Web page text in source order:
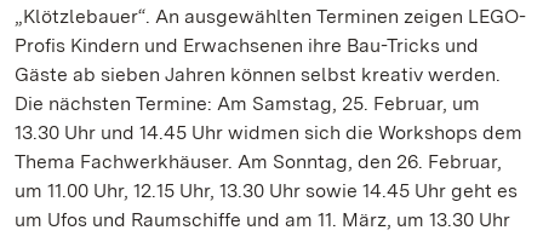
„Klötzlebauer“. An ausgewählten Terminen zeigen LEGO-
Profis Kindern und Erwachsenen ihre Bau-Tricks und
Gäste ab sieben Jahren können selbst kreativ werden.
Die nächsten Termine: Am Samstag, 25. Februar, um
13.30 Uhr und 14.45 Uhr widmen sich die Workshops dem
Thema Fachwerkhäuser. Am Sonntag, den 26. Februar,
um 11.00 Uhr, 12.15 Uhr, 13.30 Uhr sowie 14.45 Uhr geht es
um Ufos und Raumschiffe und am 11. März, um 13.30 Uhr